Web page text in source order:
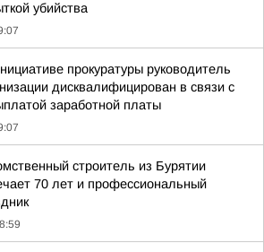
убийства
прокуратуры руководитель
дисквалифицирован в связи с
заработной платы
строитель из Бурятии
70 лет и профессиональный